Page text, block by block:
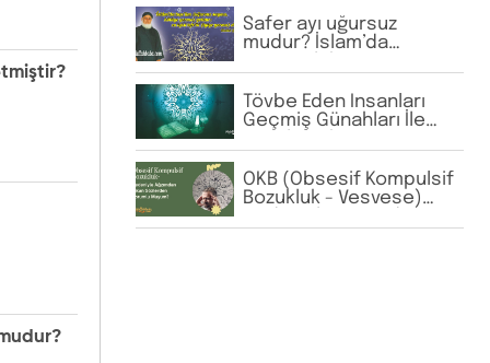
Safer ayı uğursuz
mudur? İslam’da
Tövbe Eden İnsanları
Geçmiş Günahları İle
OKB (Obsesif Kompulsif
Bozukluk - Vesvese)